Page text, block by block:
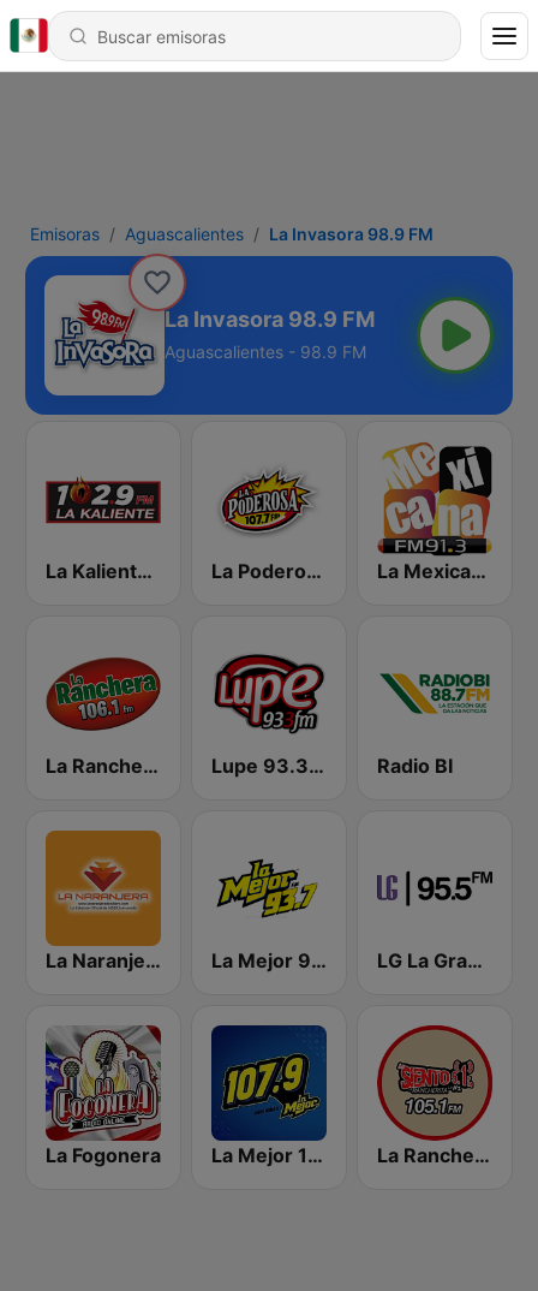
Emisoras Aguascalientes La Invasora 98.9 FM
La Invasora 98.9 FM
Aguascalientes - 98.9 FM
La Kaliente 102.9 FM La Poderosa Aguascalientes La Mexicana 91.3 FM
La Ranchera 106.1 FM Lupe 93.3 FM Radio BI
La Naranjera de Sibers La Mejor 93.7 FM LG La Grande
La Fogonera La Mejor 107.9 FM La Rancherita 105.1 FM